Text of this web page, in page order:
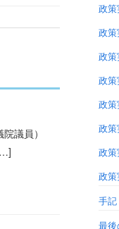
議員）
政
政
政
政
政
政
政
政
手記
最